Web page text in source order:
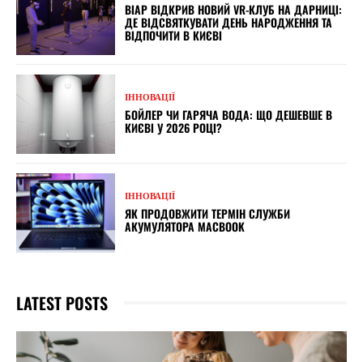
ВІАР ВІДКРИВ НОВИЙ VR-КЛУБ НА ДАРНИЦІ:
ДЕ ВІДСВЯТКУВАТИ ДЕНЬ НАРОДЖЕННЯ ТА
ВІДПОЧИТИ В КИЄВІ
ІННОВАЦІЇ
БОЙЛЕР ЧИ ГАРЯЧА ВОДА: ЩО ДЕШЕВШЕ В
КИЄВІ У 2026 РОЦІ?
ІННОВАЦІЇ
ЯК ПРОДОВЖИТИ ТЕРМІН СЛУЖБИ
АКУМУЛЯТОРА MACBOOK
LATEST POSTS